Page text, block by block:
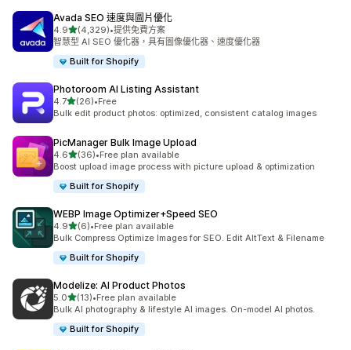
Avada SEO 速度與圖片優化
4.9滿分 5 顆星
(4,329)
共有 4329 則評價
•提供免費方案
智慧型 AI SEO 優化器，具有圖像優化器、速度優化器
Built for Shopify
Photoroom AI Listing Assistant
4.7滿分 5 顆星
(26)
共有 26 則評價
•Free
Bulk edit product photos: optimized, consistent catalog images
PicManager Bulk Image Upload
4.6滿分 5 顆星
(36)
共有 36 則評價
•Free plan available
Boost upload image process with picture upload & optimization
Built for Shopify
WEBP Image Optimizer+Speed SEO
4.9滿分 5 顆星
(6)
共有 6 則評價
•Free plan available
Bulk Compress Optimize Images for SEO. Edit AltText & Filename
Built for Shopify
Modelize: AI Product Photos
5.0滿分 5 顆星
(13)
共有 13 則評價
•Free plan available
Bulk AI photography & lifestyle AI images. On-model AI photos.
Built for Shopify